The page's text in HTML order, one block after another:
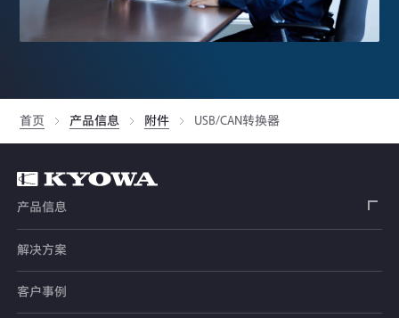
首页 产品信息 附件 USB/CAN转换器
产品信息
应变片
传感器
解决方案
客户事例